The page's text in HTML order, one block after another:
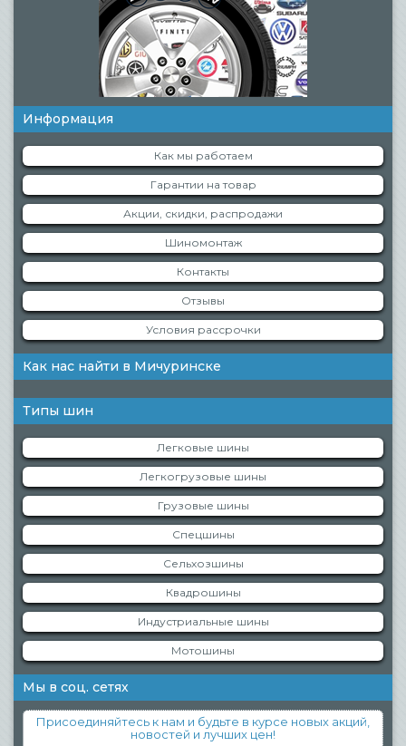
Информация
Как мы работаем
Гарантии на товар
Акции, скидки, распродажи
Шиномонтаж
Контакты
Отзывы
Условия рассрочки
Как нас найти в Мичуринске
Типы шин
Легковые шины
Легкогрузовые шины
Грузовые шины
Спецшины
Сельхозшины
Квадрошины
Индустриальные шины
Мотошины
Мы в соц. сетях
Присоединяйтесь к нам и будьте в курсе новых акций,
новостей и лучших цен!